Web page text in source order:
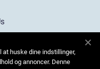
huske dine indstillinger,
og annoncer. Denne